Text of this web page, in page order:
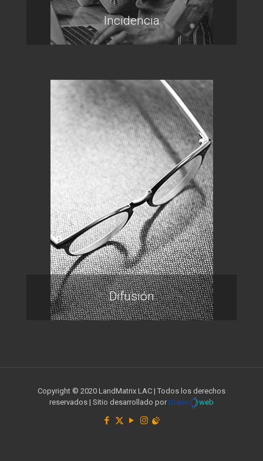
Incidencia
Difusión
Copyright © 2020 LandMatrix LAC | Todos los derechos
reservados | Sitio desarrollado por Urano web